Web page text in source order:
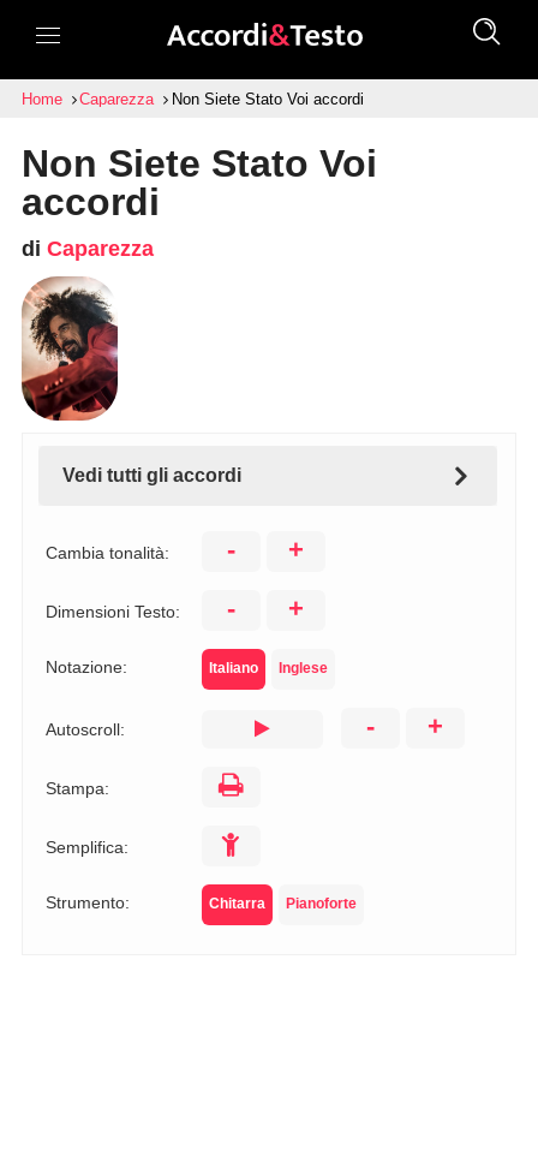
Home Caparezza Non Siete Stato Voi accordi
Non Siete Stato Voi
accordi
di Caparezza
Vedi tutti gli accordi
Cambia tonalità: - +
Dimensioni Testo: - +
Notazione: Italiano Inglese
Autoscroll: - +
Stampa:
Semplifica:
Strumento: Chitarra Pianoforte